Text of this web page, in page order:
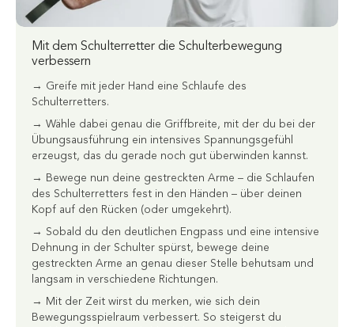
Mit dem Schulterretter die Schulterbewegung
verbessern
→ Greife mit jeder Hand eine Schlaufe des
Schulterretters.
→ Wähle dabei genau die Griffbreite, mit der du bei der
Übungsausführung ein intensives Spannungsgefühl
erzeugst, das du gerade noch gut überwinden kannst.
→ Bewege nun deine gestreckten Arme – die Schlaufen
des Schulterretters fest in den Händen – über deinen
Kopf auf den Rücken (oder umgekehrt).
→ Sobald du den deutlichen Engpass und eine intensive
Dehnung in der Schulter spürst, bewege deine
gestreckten Arme an genau dieser Stelle behutsam und
langsam in verschiedene Richtungen.
→ Mit der Zeit wirst du merken, wie sich dein
Bewegungsspielraum verbessert. So steigerst du